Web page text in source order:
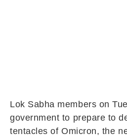
Lok Sabha members on
government to prepare to
tentacles of Omicron, the